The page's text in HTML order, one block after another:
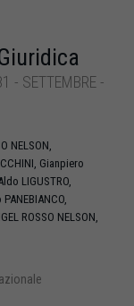
- SETTEMBRE -
NELSON,
, Gianpiero
LIGUSTRO,
PANEBIANCO,
ROSSO NELSON,